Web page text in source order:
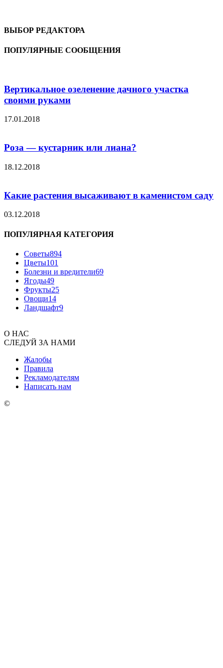
ВЫБОР РЕДАКТОРА
ПОПУЛЯРНЫЕ СООБЩЕНИЯ
Вертикальное озеленение дачного участка
своими руками
17.01.2018
Роза — кустарник или лиана?
18.12.2018
Какие растения высаживают в каменистом саду
03.12.2018
ПОПУЛЯРНАЯ КАТЕГОРИЯ
Советы894
Цветы101
Болезни и вредители69
Ягоды49
Фрукты25
Овощи14
Ландшафт9
О НАС
СЛЕДУЙ ЗА НАМИ
Жалобы
Правила
Рекламодателям
Написать нам
©